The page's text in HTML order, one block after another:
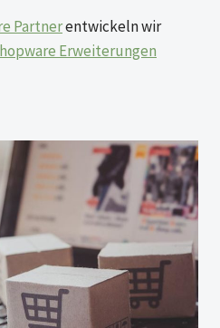
Partnerentwickeln wir
Erweiterungen